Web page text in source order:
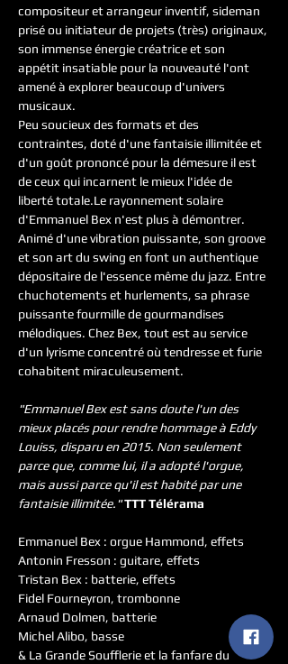
compositeur et arrangeur inventif, sideman
prisé ou initiateur de projets (très) originaux,
son immense énergie créatrice et son
appétit insatiable pour la nouveauté l'ont
amené à explorer beaucoup d'univers
musicaux.
Peu soucieux des formats et des
contraintes, doté d'une fantaisie illimitée et
d'un goût prononcé pour la démesure il est
de ceux qui incarnent le mieux l'idée de
liberté totale.Le rayonnement solaire
d'Emmanuel Bex n'est plus à démontrer.
Animé d'une vibration puissante, son groove
et son art du swing en font un authentique
dépositaire de l'essence même du jazz. Entre
chuchotements et hurlements, sa phrase
puissante fourmille de gourmandises
mélodiques. Chez Bex, tout est au service
d'un lyrisme concentré où tendresse et furie
cohabitent miraculeusement.
"Emmanuel Bex est sans doute l'un des
mieux placés pour rendre hommage à Eddy
Louiss, disparu en 2015. Non seulement
parce que, comme lui, il a adopté l'orgue,
mais aussi parce qu'il est habité par une
fantaisie illimitée." TTT Télérama
Emmanuel Bex : orgue Hammond, effets
Antonin Fresson : guitare, effets
Tristan Bex : batterie, effets
Fidel Fourneyron, trombonne
Arnaud Dolmen, batterie
Michel Alibo, basse
& La Grande Soufflerie et la fanfare du